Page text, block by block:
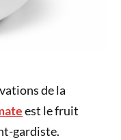
de la
est le fruit
gardiste.